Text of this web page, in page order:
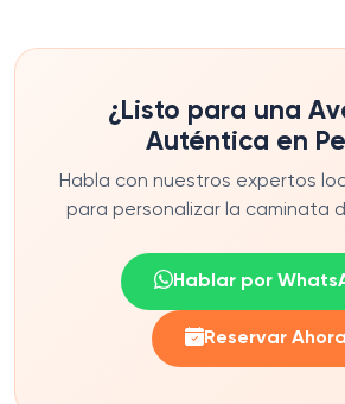
¿Listo para una
Auténtica en
Habla con nuestros expertos
para personalizar la caminata
Hablar por
Reservar Ahora